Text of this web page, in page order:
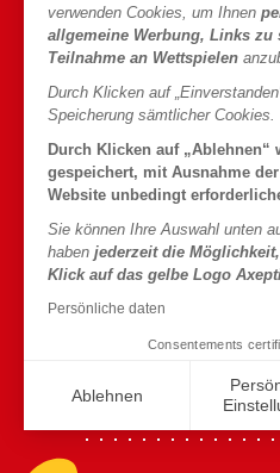
verwenden Cookies, um Ihnen
allgemeine Werbung, Links zu
Teilnahme an Wettspielen
Durch Klicken auf
Speicherung sämtlicher Cookies.
Durch Klicken auf „Ablehnen“
gespeichert, mit Ausnahme
Website unbedingt
Sie können Ihre Auswahl unten
haben jederzeit die
Klick auf das gelbe Logo
Persönliche daten
Consentements
Ablehnen
Axeptio consent
Plateforme de Gestion du
FAQ
Kontakt
Produktrückruf
Persönliche daten
Cookies
Bedingungen für
#YesJanod